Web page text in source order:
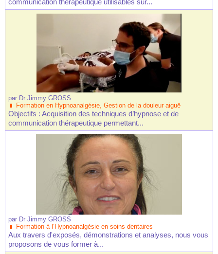
communication thérapeutique utilisables sur...
par Dr Jimmy GROSS
Formation en Hypnoanalgésie, Gestion de la douleur aiguë
Objectifs : Acquisition des techniques d’hypnose et de
communication thérapeutique permettant...
par Dr Jimmy GROSS
Formation à l’Hypnoanalgésie en soins dentaires
Aux travers d'exposés, démonstrations et analyses, nous vous
proposons de vous former à...